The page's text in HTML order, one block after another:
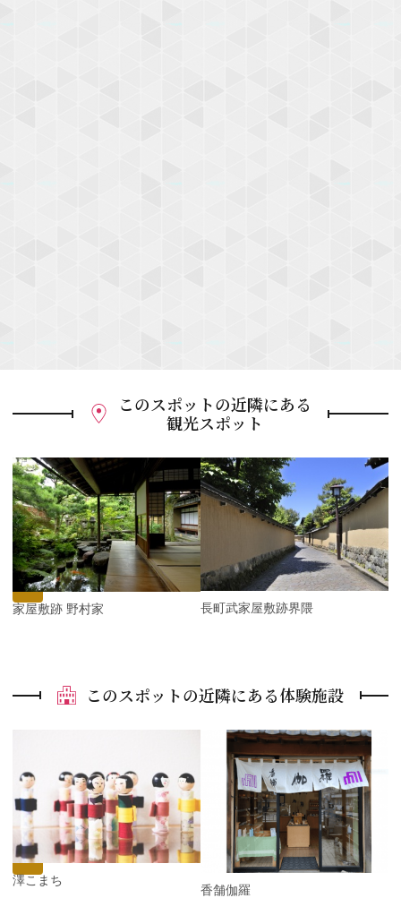
このスポットの近隣にある
観光スポット
P
r
e
v
i
o
u
s
武家屋敷跡 野村家 長町武家屋敷跡界隈
N
t
このスポットの近隣にある体験施設
e
v
i
o
u
s
金澤こまち
香舗伽羅